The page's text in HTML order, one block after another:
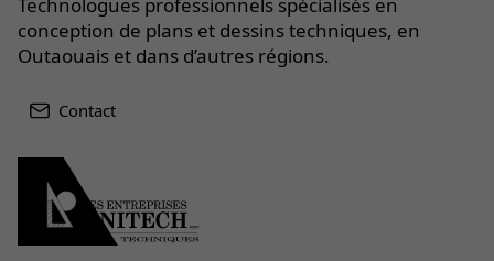
Technologues professionnels spécialisés en
conception de plans et dessins techniques, en
Outaouais et dans d’autres régions.
Contact